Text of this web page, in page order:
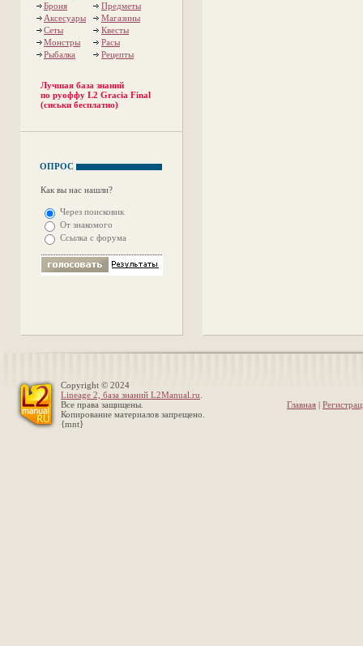
Броня
Предметы
Аксесуары
Магазины
Сеты
Квесты
Монстры
Расы
Рыбалка
Рецепты
Лучшая база знаний
по руоффу L2 Gracia Final
(сиськи бесплатно)
ОПРОС
Как вы нас нашли?
Через поисковик
От знакомого
Ссылка с форума
Copyright © 2024
Lineage 2, база знаний L2Manual.ru
Все права защищены.
Копирование материалов запрещено.
{mnt}
Главная |